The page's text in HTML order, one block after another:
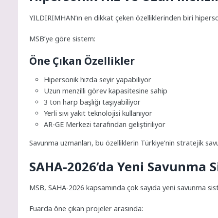
YILDIRIMHAN’ın en dikkat çeken özelliklerinden biri
MSB’ye göre sistem:
Öne Çıkan Özellikler
Hipersonik hızda seyir yapabiliyor
Uzun menzilli görev kapasitesine sahip
3 ton harp başlığı taşıyabiliyor
Yerli sıvı yakıt teknolojisi kullanıyor
AR-GE Merkezi tarafından geliştiriliyor
Savunma uzmanları, bu özelliklerin Türkiye’nin stratejik
SAHA-2026’da Yeni Savunma
MSB, SAHA-2026 kapsamında çok sayıda yeni savunma
Fuarda öne çıkan projeler arasında: